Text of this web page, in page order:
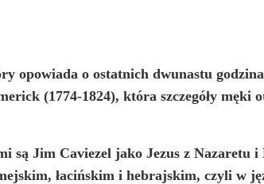
o ostatnich dwunastu
(1774-1824), która szczegóły męki
są Jim Caviezel jako Jezus z Nazaretu
łacińskim i hebrajskim, czyli w